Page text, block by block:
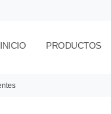
INICIO PRODUCTOS